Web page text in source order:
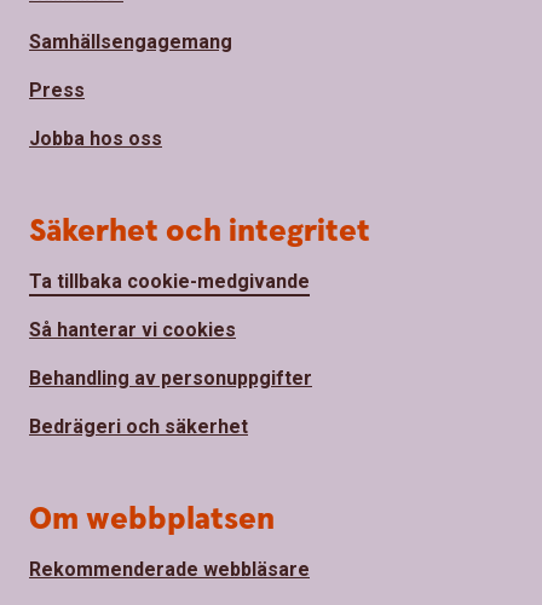
Samhällsengagemang
Press
Jobba hos oss
Säkerhet och integritet
Ta tillbaka cookie-medgivande
Så hanterar vi cookies
Behandling av personuppgifter
Bedrägeri och säkerhet
Om webbplatsen
Rekommenderade webbläsare